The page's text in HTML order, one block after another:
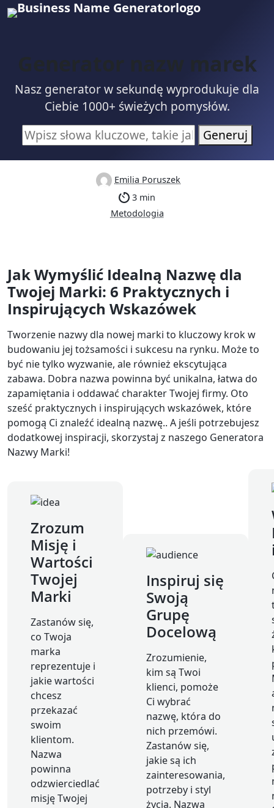
Generator nazw marek
Nasz generator w sekundę wyprodukuje dla
Ciebie 1000+ świeżych pomysłów.
Generuj
Emilia Poruszek
3 min
Metodologia
Jak Wymyślić Idealną Nazwę dla
Twojej Marki: 6 Praktycznych i
Inspirujących Wskazówek
Tworzenie nazwy dla nowej marki to kluczowy krok w
budowaniu jej tożsamości i sukcesu na rynku. Może to
być nie tylko wyzwanie, ale również ekscytująca
zabawa. Dobra nazwa powinna być unikalna, łatwa do
zapamiętania i oddawać charakter Twojej firmy. Oto
sześć praktycznych i inspirujących wskazówek, które
pomogą Ci znaleźć idealną nazwę.. A jeśli potrzebujesz
dodatkowej inspiracji, skorzystaj z naszego Generatora
Nazwy Marki!
Zrozum
Misję i
Wartości
Twojej
Marki
Zastanów się,
co Twoja
marka
reprezentuje i
jakie wartości
chcesz
przekazać
swoim
klientom.
Nazwa
powinna
odzwierciedlać
misję Twojej
Inspiruj się
Swoją
Grupę
Docelową
Zrozumienie,
kim są Twoi
klienci, pomoże
Ci wybrać
nazwę, która do
nich przemówi.
Zastanów się,
jakie są ich
zainteresowania,
potrzeby i styl
życia. Nazwa